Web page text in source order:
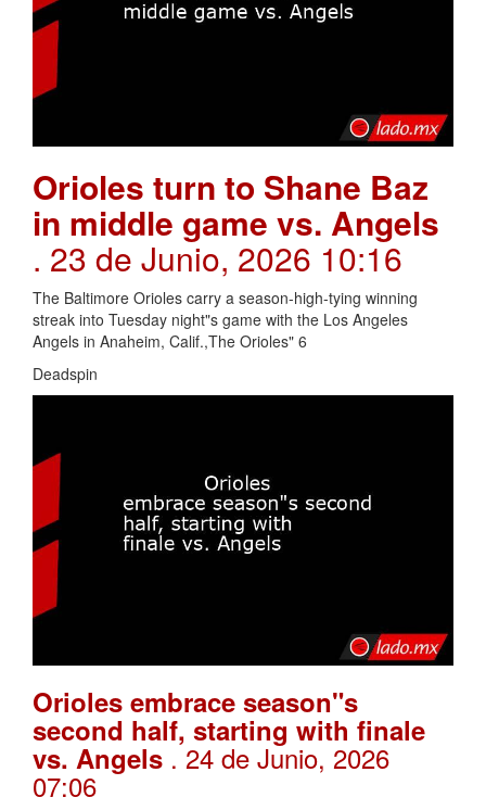
Orioles turn to Shane Baz
in middle game vs. Angels
. 23 de Junio, 2026 10:16
The Baltimore Orioles carry a season-high-tying winning
streak into Tuesday night"s game with the Los Angeles
Angels in Anaheim, Calif.,The Orioles" 6
Deadspin
Orioles embrace season"s
second half, starting with finale
vs. Angels . 24 de Junio, 2026
07:06